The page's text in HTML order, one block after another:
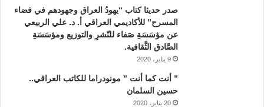
صدر حديثا كتاب “يهودُ العراق وجهودهم في فضاء
المسرح” للأكاديمي العراقي أ. د. علي الربيعي
عن مؤسَسَةِ صَفاء للنّشرِ والتوزيع ومؤسَسَةِ
الصَّادق الثَّقافية.
9 يناير، 2020
” أنت كما أنت ” مونودراما للكاتب العراقي..
حسين السلمان
20 يناير، 2020